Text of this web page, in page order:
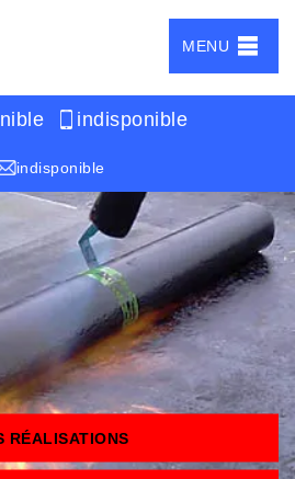
MENU
indisponible
indisponible
RÉALISATIONS